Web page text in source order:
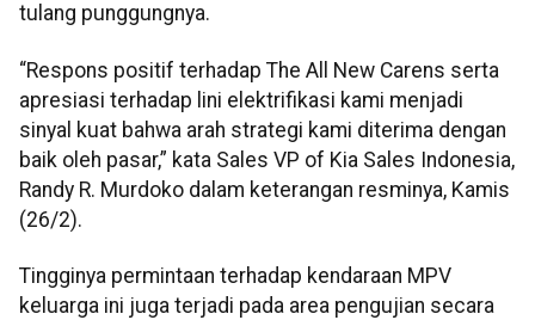
tulang punggungnya.
“Respons positif terhadap The All New Carens serta
apresiasi terhadap lini elektrifikasi kami menjadi
sinyal kuat bahwa arah strategi kami diterima dengan
baik oleh pasar,” kata Sales VP of Kia Sales Indonesia,
Randy R. Murdoko dalam keterangan resminya, Kamis
(26/2).
Tingginya permintaan terhadap kendaraan MPV
keluarga ini juga terjadi pada area pengujian secara